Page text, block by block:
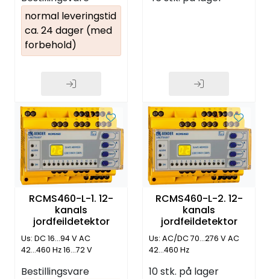
normal leveringstid
ca. 24 dager (med
forbehold)
RCMS460-L-1. 12-
kanals
jordfeildetektor
Us: DC 16...94 V AC
42...460 Hz 16...72 V
Bestillingsvare
RCMS460-L-2. 12-
kanals
jordfeildetektor
Us: AC/DC 70...276 V AC
42...460 Hz
10 stk. på lager